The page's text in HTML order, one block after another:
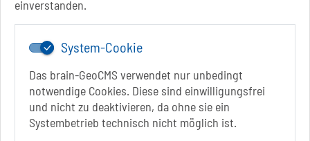
einverstanden.
System-Cookie
Das brain-GeoCMS verwendet nur unbedingt
notwendige Cookies. Diese sind einwilligungsfrei
und nicht zu deaktivieren, da ohne sie ein
Systembetrieb technisch nicht möglich ist.
stadt.sbk[at]schoenebeck-elbe.de
www.schoenebeck.de
Mo.: 13 Uhr - 15 Uhr
Di.: 9 Uhr - 11.30 Uhr
13 Uhr - 18 Uhr
Do.: 9 Uhr - 11.30 Uhr
Fr.: nach Vereinbarung